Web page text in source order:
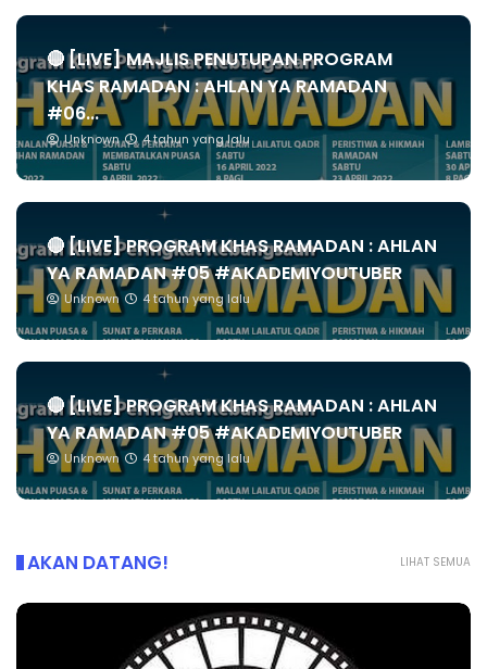
🔴 [LIVE] MAJLIS PENUTUPAN PROGRAM
KHAS RAMADAN : AHLAN YA RAMADAN
#06...
Unknown 4 tahun yang lalu
🔴 [LIVE] PROGRAM KHAS RAMADAN : AHLAN
YA RAMADAN #05 #AKADEMIYOUTUBER
Unknown 4 tahun yang lalu
🔴 [LIVE] PROGRAM KHAS RAMADAN : AHLAN
YA RAMADAN #05 #AKADEMIYOUTUBER
Unknown 4 tahun yang lalu
LIHAT SEMUA
AKAN DATANG!